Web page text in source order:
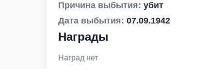
Причина выбытия: убит
Дата выбытия: 07.09.1942
Награды
Наград нет